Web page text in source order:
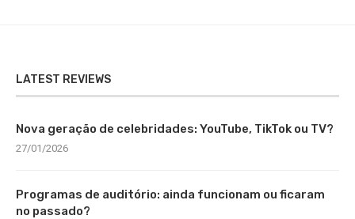
LATEST REVIEWS
Nova geração de celebridades: YouTube, TikTok ou TV?
27/01/2026
Programas de auditório: ainda funcionam ou ficaram
no passado?